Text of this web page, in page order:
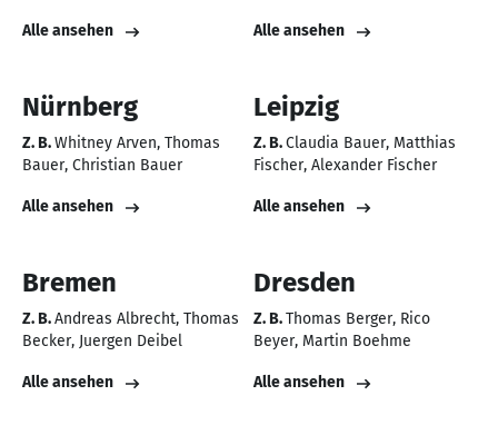
Alle ansehen Alle ansehen
Nürnberg
Z. B.Whitney Arven Thomas
Bauer Christian Bauer
Alle ansehen
Leipzig
Z. B.Claudia Bauer Matthias
Fischer Alexander Fischer
Alle ansehen
Bremen
Z. B.Andreas Albrecht Thomas
Becker Juergen Deibel
Alle ansehen
Dresden
Z. B.Thomas Berger Rico
Beyer Martin Boehme
Alle ansehen